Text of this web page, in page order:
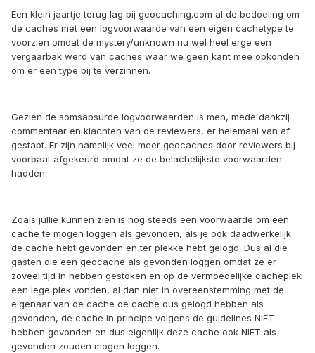
Een klein jaartje terug lag bij geocaching.com al de bedoeling om
de caches met een logvoorwaarde van een eigen cachetype te
voorzien omdat de mystery/unknown nu wel heel erge een
vergaarbak werd van caches waar we geen kant mee opkonden
om er een type bij te verzinnen.
Gezien de somsabsurde logvoorwaarden is men, mede dankzij
commentaar en klachten van de reviewers, er helemaal van af
gestapt. Er zijn namelijk veel meer geocaches door reviewers bij
voorbaat afgekeurd omdat ze de belachelijkste voorwaarden
hadden.
Zoals jullie kunnen zien is nog steeds een voorwaarde om een
cache te mogen loggen als gevonden, als je ook daadwerkelijk
de cache hebt gevonden en ter plekke hebt gelogd. Dus al die
gasten die een geocache als gevonden loggen omdat ze er
zoveel tijd in hebben gestoken en op de vermoedelijke cacheplek
een lege plek vonden, al dan niet in overeenstemming met de
eigenaar van de cache de cache dus gelogd hebben als
gevonden, de cache in principe volgens de guidelines NIET
hebben gevonden en dus eigenlijk deze cache ook NIET als
gevonden zouden mogen loggen.